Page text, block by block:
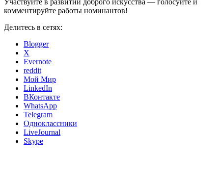
Участвуйте в развитии доброго искусства — голосуйте и
комментируйте работы номинантов!
Делитесь в сетях:
Blogger
X
Evernote
reddit
Мой Мир
LinkedIn
ВКонтакте
WhatsApp
Telegram
Одноклассники
LiveJournal
Skype